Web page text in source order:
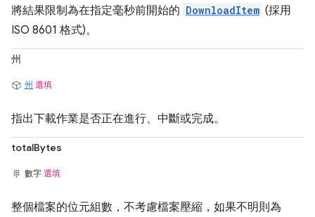
將結果限制為在指定毫秒前開始的 DownloadItem (採用
ISO 8601 格式)。
州
州 選填
指出下載作業是否正在進行、中斷或完成。
totalBytes
數字 選填
整個檔案的位元組數，不考慮檔案壓縮，如果不明則為